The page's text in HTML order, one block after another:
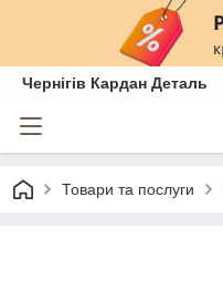
Чернігів Кардан Деталь
Товари та послуги